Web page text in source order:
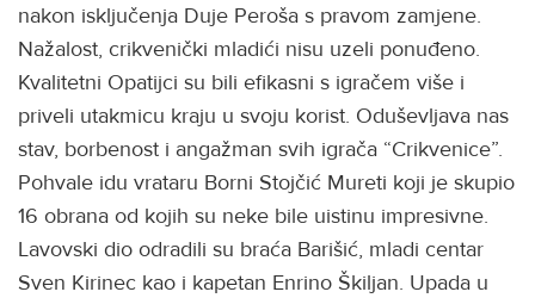
nakon isključenja Duje Peroša s pravom zamjene.
Nažalost, crikvenički mladići nisu uzeli ponuđeno.
Kvalitetni Opatijci su bili efikasni s igračem više i
priveli utakmicu kraju u svoju korist. Oduševljava nas
stav, borbenost i angažman svih igrača “Crikvenice”.
Pohvale idu vrataru Borni Stojčić Mureti koji je skupio
16 obrana od kojih su neke bile uistinu impresivne.
Lavovski dio odradili su braća Barišić, mladi centar
Sven Kirinec kao i kapetan Enrino Škiljan. Upada u